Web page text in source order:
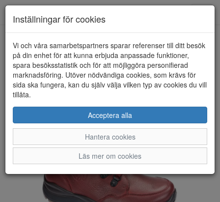
HEM G COMFORT
Inställningar för cookies
Vi och våra samarbetspartners sparar referenser till ditt besök
på din enhet för att kunna erbjuda anpassade funktioner,
spara besöksstatistik och för att möjliggöra personifierad
marknadsföring. Utöver nödvändiga cookies, som krävs för
sida ska fungera, kan du själv välja vilken typ av cookies du vill
tillåta.
Acceptera alla
Hantera cookies
Läs mer om cookies